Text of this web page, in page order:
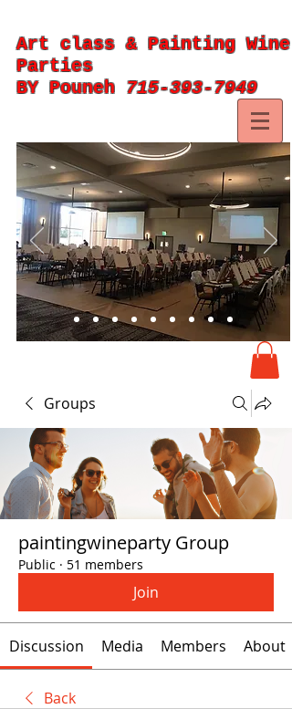
Art class & Painting Wine
Parties
BY Pouneh 715-393-7949
Groups
paintingwineparty Group
Public · 51 members
Join
Discussion Media Members About
Back